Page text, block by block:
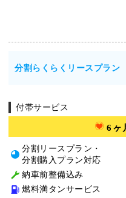
分割らくらくリースプラン
付帯サービス
6ヶ
分割リースプラン・
分割購入プラン対応
納車前整備込み
燃料満タンサービス